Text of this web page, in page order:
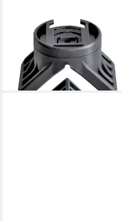
Einhandzwinge Piher Set
Quick Eckenspanner
12,99 €
lieferbar - in 3-4 Werktagen bei dir